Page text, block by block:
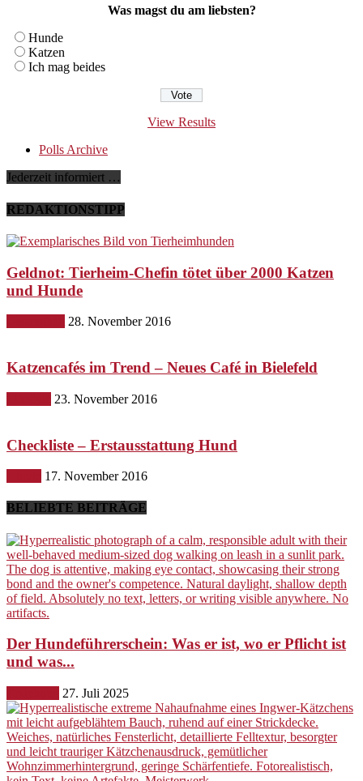
Was magst du am liebsten?
Hunde
Katzen
Ich mag beides
View Results
Polls Archive
Jederzeit informiert …
REDAKTIONSTIPP
Geldnot: Tierheim-Chefin tötet über 2000 Katzen
und Hunde
28. November 2016
Katzencafés im Trend – Neues Café in Bielefeld
23. November 2016
Checkliste – Erstausstattung Hund
17. November 2016
BELIEBTE BEITRÄGE
Der Hundeführerschein: Was er ist, wo er Pflicht ist
und was...
27. Juli 2025